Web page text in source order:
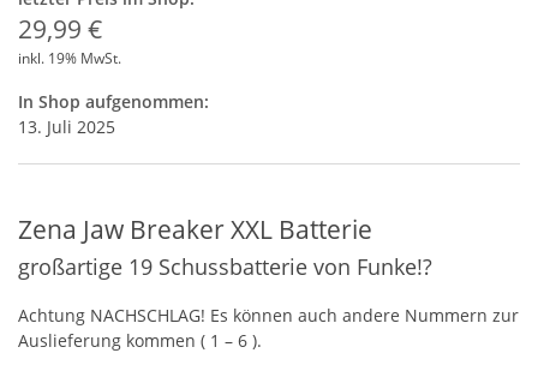
29,99 €
inkl. 19% MwSt.
In Shop aufgenommen:
13. Juli 2025
Zena Jaw Breaker XXL Batterie
großartige 19 Schussbatterie von Funke!?
Achtung NACHSCHLAG! Es können auch andere Nummern zur
Auslieferung kommen ( 1 – 6 ).